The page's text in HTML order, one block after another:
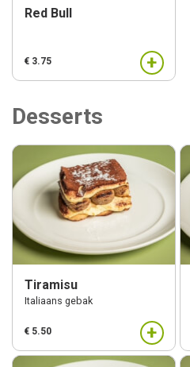
Red Bull
€ 3.75 +
Desserts
Tiramisu
Italiaans gebak
€ 5.50 +